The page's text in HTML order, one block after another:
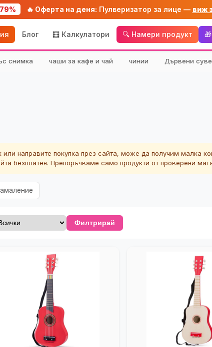
🔥 Оферта на деня: Пулверизатор за лице — виж
Блог 🧮 Калкулатори 🔍 Намери продукт
снимка чаши за кафе и чай чинии Дървени
или направите покупка през сайта, може да получим малка
безплатен. Препоръчваме само продукти от проверени
Филтрирай